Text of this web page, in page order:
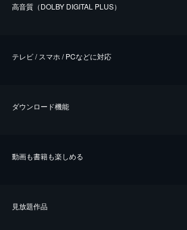
⾼⾳質（DOLBY DIGITAL PLUS）
テレビ / スマホ / PCなどに対応
ダウンロード機能
動画も書籍も楽しめる
⾒放題作品